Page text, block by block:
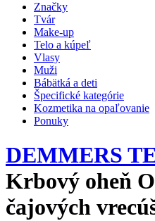
Značky
Tvár
Make-up
Telo a kúpeľ
Vlasy
Muži
Bábätká a deti
Špecifické kategórie
Kozmetika na opaľovanie
Ponuky
DEMMERS
Krbový oheň
čajových